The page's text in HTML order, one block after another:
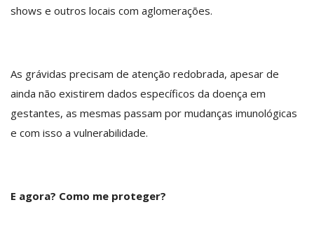
shows e outros locais com aglomerações.
As grávidas precisam de atenção redobrada, apesar de
ainda não existirem dados específicos da doença em
gestantes, as mesmas passam por mudanças imunológicas
e com isso a vulnerabilidade.
E agora? Como me proteger?